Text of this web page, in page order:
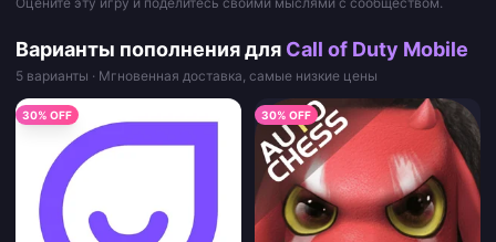
Варианты пополнения для Call of Duty Mobile
5 варианты · Мгновенная доставка, самые низкие цены
30% OFF 30% OFF